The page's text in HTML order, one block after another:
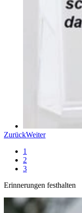
ZurückWeiter
1
2
3
Erinnerungen festhalten